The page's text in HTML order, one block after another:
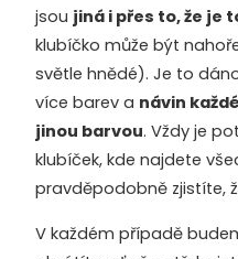
jsou jiná i přes to, že je
klubíčko může být
světle hnědé). Je to
více barev a návin
jinou barvou. Vždy je
klubíček, kde najdete
pravděpodobně zjistíte,
V každém případě